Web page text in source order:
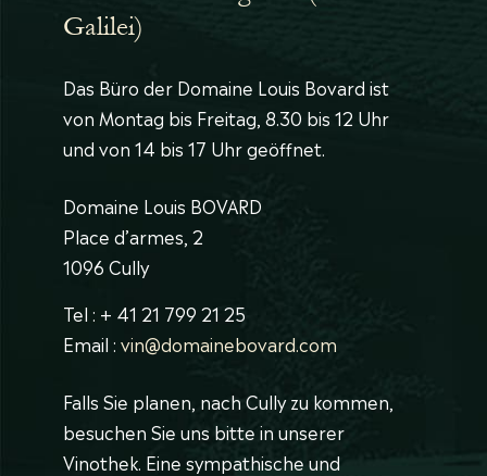
Galilei)
Das Büro der Domaine Louis Bovard ist
von Montag bis Freitag, 8.30 bis 12 Uhr
und von 14 bis 17 Uhr geöffnet.
Domaine Louis BOVARD
Place d’armes, 2
1096 Cully
Tel : + 41 21 799 21 25
Email :vin@domainebovard.com
Falls Sie planen, nach Cully zu kommen,
besuchen Sie uns bitte in unserer
Vinothek. Eine sympathische und